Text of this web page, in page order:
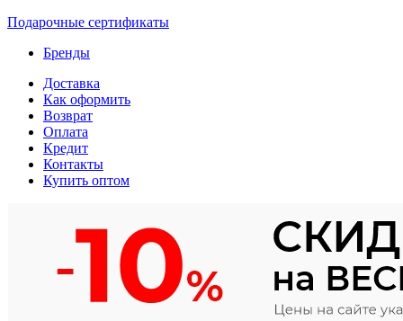
Подарочные сертификаты
Бренды
Доставка
Как оформить
Возврат
Оплата
Кредит
Контакты
Купить оптом